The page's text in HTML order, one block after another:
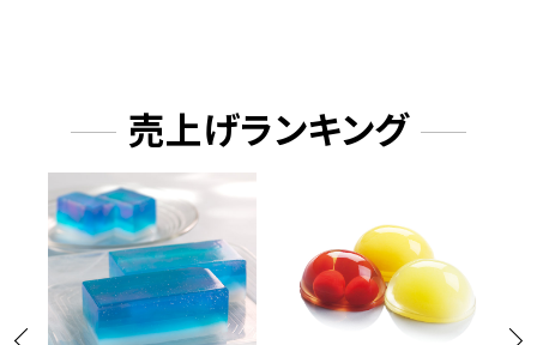
【本日開始】お中元を贈ろう！夏
の送料キャンペーン開始します♪
2024/06/15
‘‘kaju*フルーツ琥珀糖‘‘注文急増に
よる品薄について
売上げランキング